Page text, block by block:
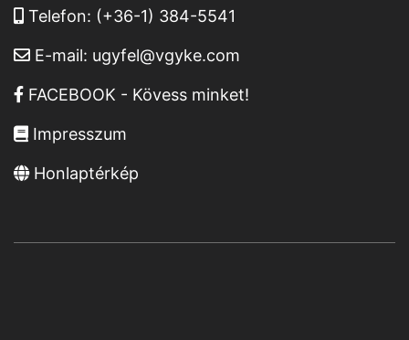
Telefon: (+36-1) 384-5541
E-mail: ugyfel@vgyke.com
FACEBOOK - Kövess minket!
Impresszum
Honlaptérkép